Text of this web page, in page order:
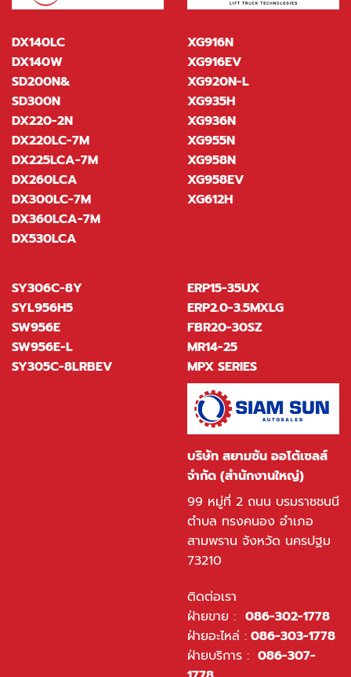
DX140LC
DX140W
SD200N&
SD300N
DX220-2N
DX220LC-7M
DX225LCA-7M
DX260LCA
DX300LC-7M
DX360LCA-7M
DX530LCA
XG916N
XG916EV
XG920N-L
XG935H
XG936N
XG955N
XG958N
XG958EV
XG612H
SY306C-8Y
SYL956H5
SW956E
SW956E-L
SY305C-8LRBEV
ERP15-35UX
ERP2.0-3.5MXLG
FBR20-30SZ
MR14-25
MPX SERIES
บริษัท สยามซัน ออโต้เซลส์
จำกัด (สำนักงานใหญ่)
99 หมู่ที่ 2 ถนน บรมราชชนนี
ตำบล ทรงคนอง อำเภอ
สามพราน จังหวัด นครปฐม
73210
ติดต่อเรา
ฝ่ายขาย : 086-302-1778
ฝ่ายอะไหล่ : 086-303-1778
ฝ่ายบริการ : 086-307-